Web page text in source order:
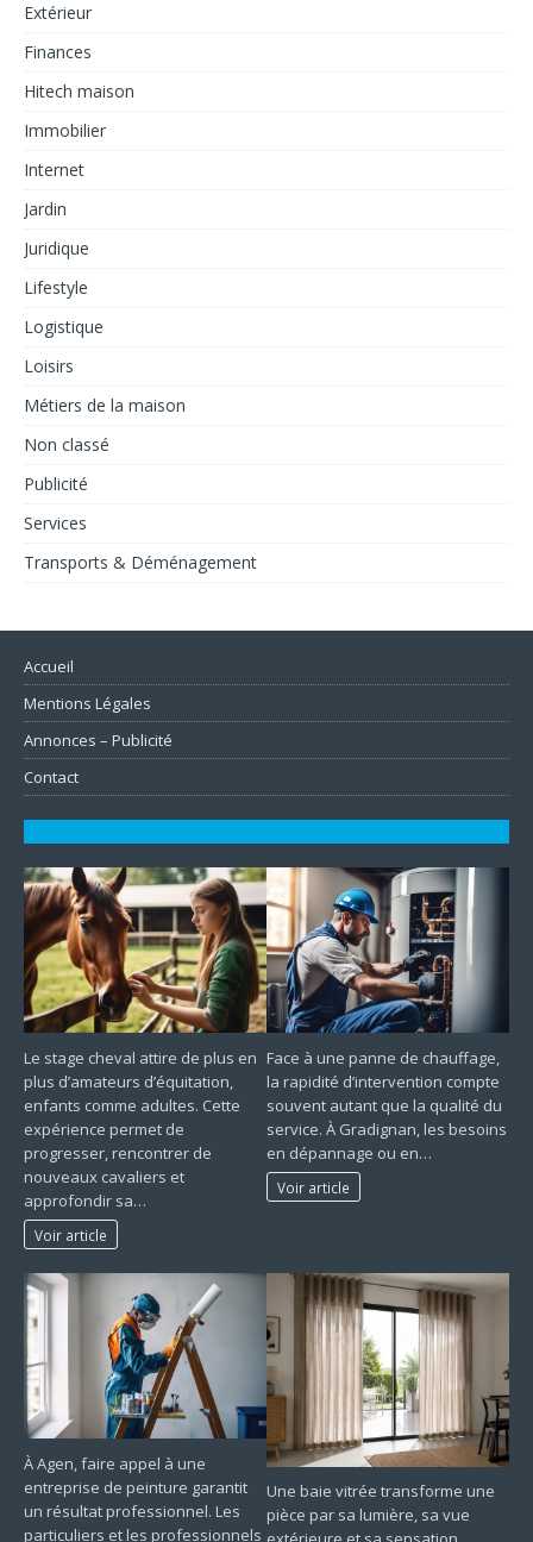
Extérieur
Finances
Hitech maison
Immobilier
Internet
Jardin
Juridique
Lifestyle
Logistique
Loisirs
Métiers de la maison
Non classé
Publicité
Services
Transports & Déménagement
Accueil
Mentions Légales
Annonces – Publicité
Contact
Le stage cheval attire de plus en
plus d’amateurs d’équitation,
enfants comme adultes. Cette
expérience permet de
progresser, rencontrer de
nouveaux cavaliers et
approfondir sa…
Voir article
Face à une panne de chauffage,
la rapidité d’intervention compte
souvent autant que la qualité du
service. À Gradignan, les besoins
en dépannage ou en…
Voir article
À Agen, faire appel à une
entreprise de peinture garantit
un résultat professionnel. Les
particuliers et les professionnels
Une baie vitrée transforme une
pièce par sa lumière, sa vue